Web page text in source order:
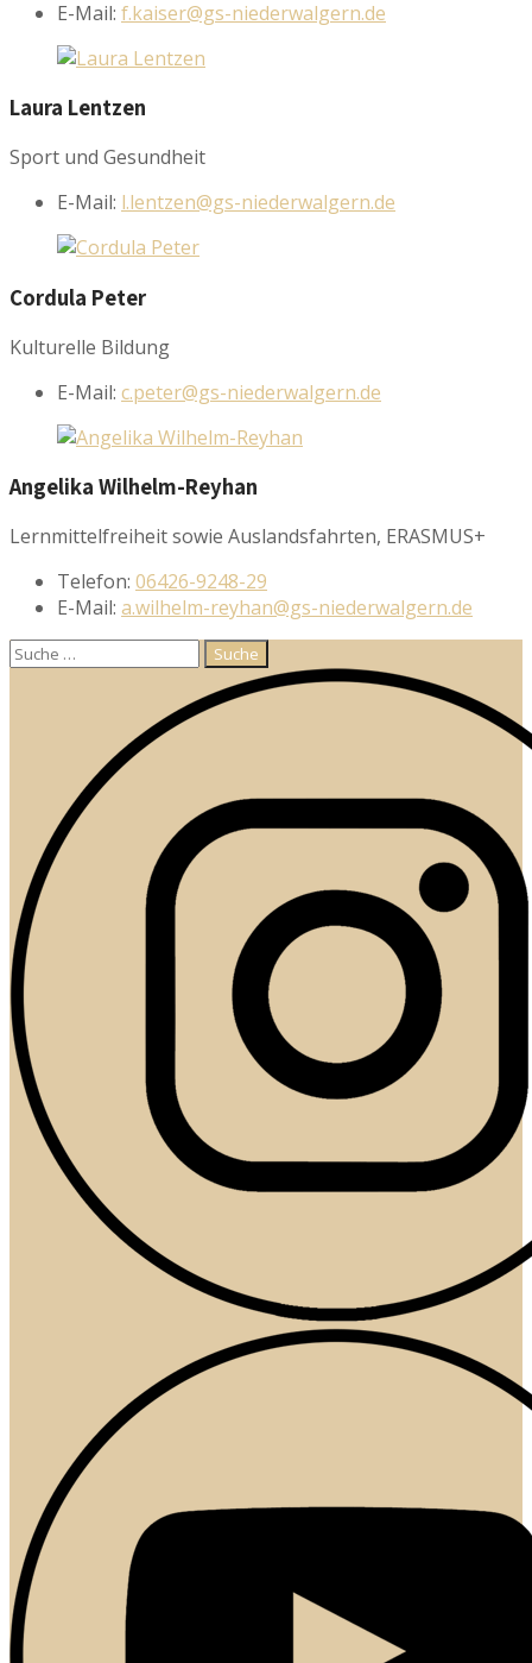
E-Mail: f.kaiser@gs-niederwalgern.de
Laura Lentzen
Sport und Gesundheit
E-Mail: l.lentzen@gs-niederwalgern.de
Cordula Peter
Kulturelle Bildung
E-Mail: c.peter@gs-niederwalgern.de
Angelika Wilhelm-Reyhan
Lernmittelfreiheit sowie Auslandsfahrten, ERASMUS+
Telefon: 06426-9248-29
E-Mail: a.wilhelm-reyhan@gs-niederwalgern.de